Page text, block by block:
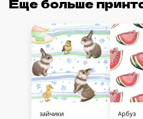
Женские Интерьерные
Тема
Детские Крупные
Главный цвет